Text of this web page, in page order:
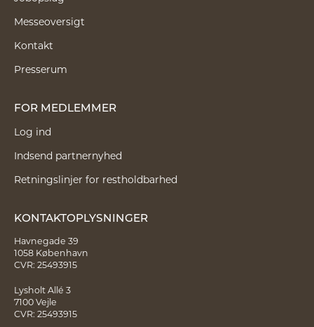
Messeoversigt
Kontakt
Presserum
FOR MEDLEMMER
Log ind
Indsend partnernyhed
Retningslinjer for restholdbarhed
KONTAKTOPLYSNINGER
Havnegade 39
1058 København
CVR: 25493915
Lysholt Allé 3
7100 Vejle
CVR: 25493915